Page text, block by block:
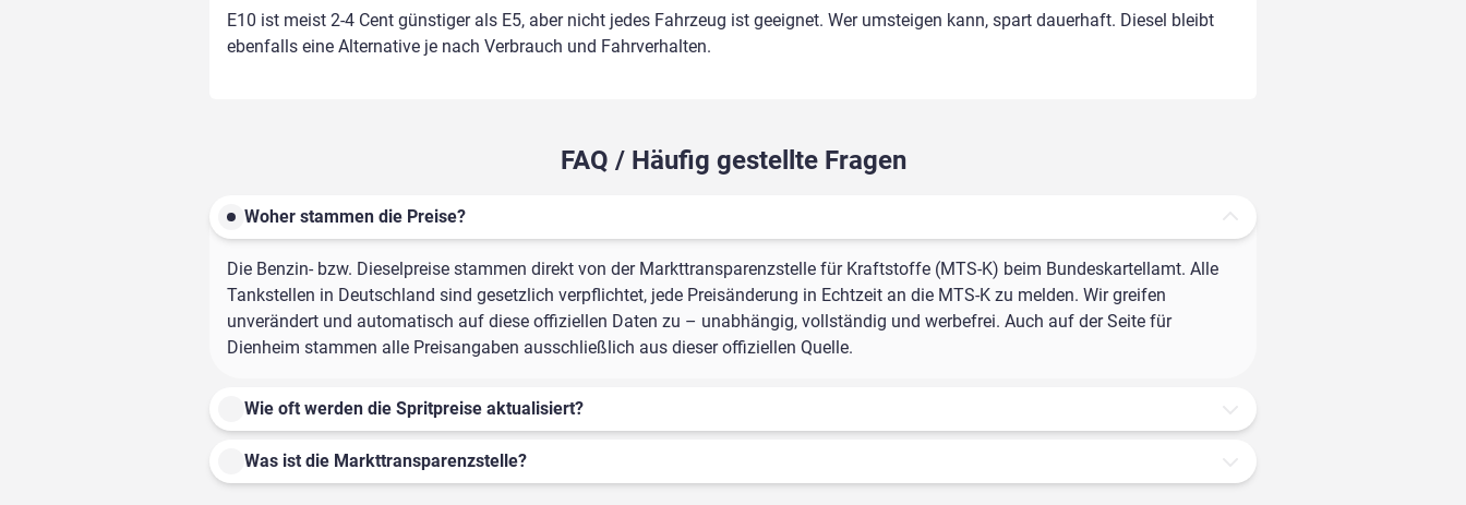
E10 ist meist 2-4 Cent günstiger als E5, aber nicht jedes Fahrzeug ist geeignet. Wer umsteigen kann, spart dauerhaft. Diesel bleibt
ebenfalls eine Alternative je nach Verbrauch und Fahrverhalten.
FAQ / Häufig gestellte Fragen
Woher stammen die Preise?
Die Benzin- bzw. Dieselpreise stammen direkt von der Markttransparenzstelle für Kraftstoffe (MTS-K) beim Bundeskartellamt. Alle
Tankstellen in Deutschland sind gesetzlich verpflichtet, jede Preisänderung in Echtzeit an die MTS-K zu melden. Wir greifen
unverändert und automatisch auf diese offiziellen Daten zu – unabhängig, vollständig und werbefrei. Auch auf der Seite für
Dienheim stammen alle Preisangaben ausschließlich aus dieser offiziellen Quelle.
Wie oft werden die Spritpreise aktualisiert?
Was ist die Markttransparenzstelle?